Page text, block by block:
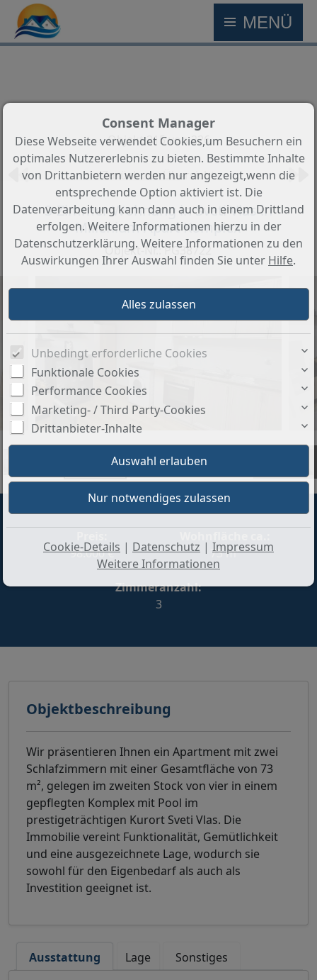
MENÜ
Objekt 215 von 226
Zurück zur Übersicht
3-Zimmer Wohnung in Sveti Vlas in
Millenium Apart Komplex
Objekt-Nr.: PG38722
98.000 €
73 m²
Zimmeranzahl:
3
Objektbeschreibung
Wir präsentieren Ihnen ein Apartment mit zwei
Schlafzimmern mit einer Gesamtfläche von 73
m², gelegen im zweiten Stock von vier in einem
gepflegten Komplex mit Pool im
prestigeträchtigen Kurort Sveti Vlas. Die
Immobilie vereint Funktionalität, Gemütlichkeit
und eine ausgezeichnete Lage, wodurch sie
sowohl für den Eigenbedarf als auch als
Investition geeignet ist.
Ausstattung Lage Sonstiges
Consent Manager
Diese Webseite verwendet Cookies,um Besuchern ein
optimales Nutzererlebnis zu bieten. Bestimmte Inhalte
von Drittanbietern werden nur angezeigt,wenn die
entsprechende Option aktiviert ist. Die
Datenverarbeitung kann dann auch in einem Drittland
erfolgen. Weitere Informationen hierzu in der
Datenschutzerklärung. Weitere Informationen zu den
Auswirkungen Ihrer Auswahl finden Sie unter Hilfe.
Unbedingt erforderliche Cookies
Funktionale Cookies
Performance Cookies
Marketing- / Third Party-Cookies
Drittanbieter-Inhalte
Cookie-Details | Datenschutz | Impressum
Weitere Informationen